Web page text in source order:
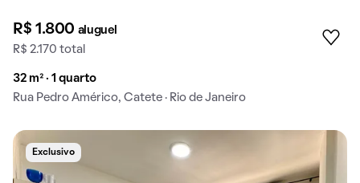
R$ 1.800 aluguel
R$ 2.170 total
32 m² · 1 quarto
Rua Pedro Américo, Catete · Rio de Janeiro
Exclusivo